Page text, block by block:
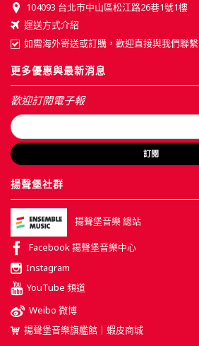
104093 台北市中山區松江路26巷1號1樓
運送方式介紹
如需海外寄送或訂購，歡迎直接與我們聯繫
更多優惠與最新消息
歡迎訂閱電子報
訂閱
揚聲堡社群
揚聲堡音樂 總站
Facebook 揚聲堡音樂中心
Instagram
YouTube 頻道
Weibo 微博
揚聲堡音樂旗艦館｜蝦皮商城